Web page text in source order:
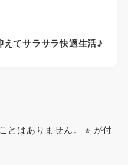
てサラサラ快適生活♪
とはありません。 ※ が付